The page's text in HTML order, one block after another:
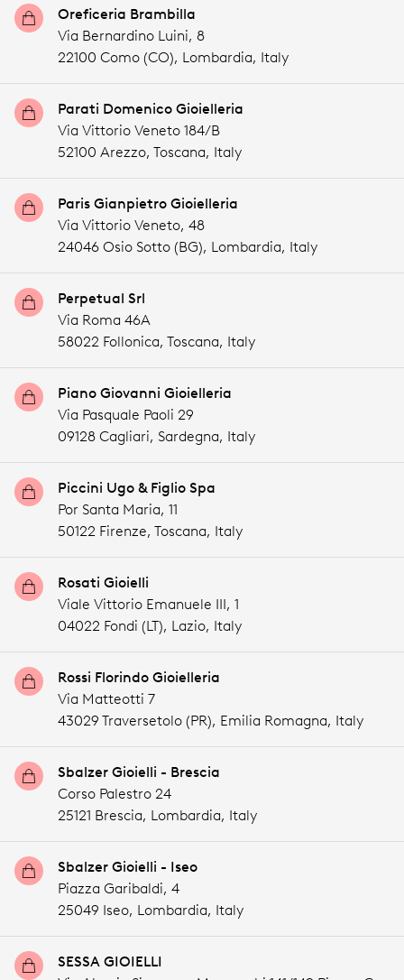
Oreficeria Brambilla
Via Bernardino Luini, 8
22100 Como (CO), Lombardia, Italy
Parati Domenico Gioielleria
Via Vittorio Veneto 184/B
52100 Arezzo, Toscana, Italy
Paris Gianpietro Gioielleria
Via Vittorio Veneto, 48
24046 Osio Sotto (BG), Lombardia, Italy
Perpetual Srl
Via Roma 46A
58022 Follonica, Toscana, Italy
Piano Giovanni Gioielleria
Via Pasquale Paoli 29
09128 Cagliari, Sardegna, Italy
Piccini Ugo & Figlio Spa
Por Santa Maria, 11
50122 Firenze, Toscana, Italy
Rosati Gioielli
Viale Vittorio Emanuele III, 1
04022 Fondi (LT), Lazio, Italy
Rossi Florindo Gioielleria
Via Matteotti 7
43029 Traversetolo (PR), Emilia Romagna, Italy
Sbalzer Gioielli - Brescia
Corso Palestro 24
25121 Brescia, Lombardia, Italy
Sbalzer Gioielli - Iseo
Piazza Garibaldi, 4
25049 Iseo, Lombardia, Italy
SESSA GIOIELLI